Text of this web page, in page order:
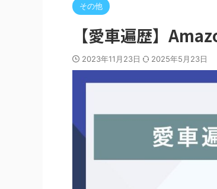
その他
【愛車遍歴】
2023年11月23日 2025年5月23日